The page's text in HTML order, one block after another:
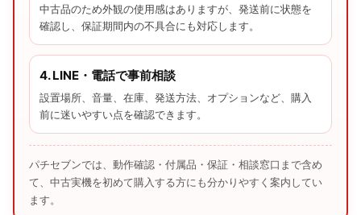
中古品のため外観の使用感はありますが、発送前に状態を
確認し、保証期間内の不具合にも対応します。
4. LINE・電話で事前相談
設置場所、音量、在庫、発送方法、オプションなど、購入
前に迷いやすい点を確認できます。
パチセブンでは、動作確認・付属品・保証・相談窓口まで含め
て、中古実機を初めて購入する方にも分かりやすく案内してい
ます。